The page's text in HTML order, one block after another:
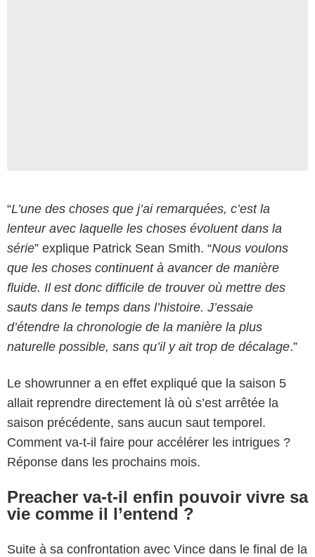
“L’une des choses que j’ai remarquées, c’est la
lenteur avec laquelle les choses évoluent dans la
série” explique Patrick Sean Smith. “Nous voulons
que les choses continuent à avancer de manière
fluide. Il est donc difficile de trouver où mettre des
sauts dans le temps dans l’histoire. J’essaie
d’étendre la chronologie de la manière la plus
naturelle possible, sans qu’il y ait trop de décalage.”
Le showrunner a en effet expliqué que la saison 5
allait reprendre directement là où s’est arrêtée la
saison précédente, sans aucun saut temporel.
Comment va-t-il faire pour accélérer les intrigues ?
Réponse dans les prochains mois.
Preacher va-t-il enfin pouvoir vivre sa
vie comme il l’entend ?
Suite à sa confrontation avec Vince dans le final de la